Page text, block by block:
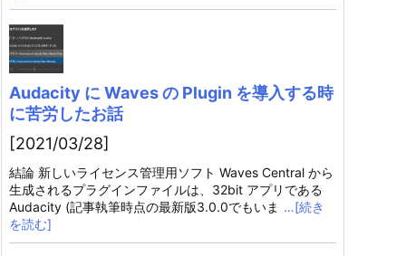
Audacity に Waves の Plugin を導入する時
に苦労したお話
[2021/03/28]
結論 新しいライセンス管理用ソフト Waves Central から
生成されるプラグインファイルは、32bit アプリである
Audacity (記事執筆時点の最新版3.0.0でもいま …[続き
を読む]